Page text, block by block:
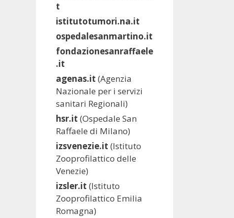
t
istitutotumori.na.it
ospedalesanmartino.it
fondazionesanraffaele
.it
agenas.it (Agenzia
Nazionale per i servizi
sanitari Regionali)
hsr.it (Ospedale San
Raffaele di Milano)
izsvenezie.it (Istituto
Zooprofilattico delle
Venezie)
izsler.it (Istituto
Zooprofilattico Emilia
Romagna)